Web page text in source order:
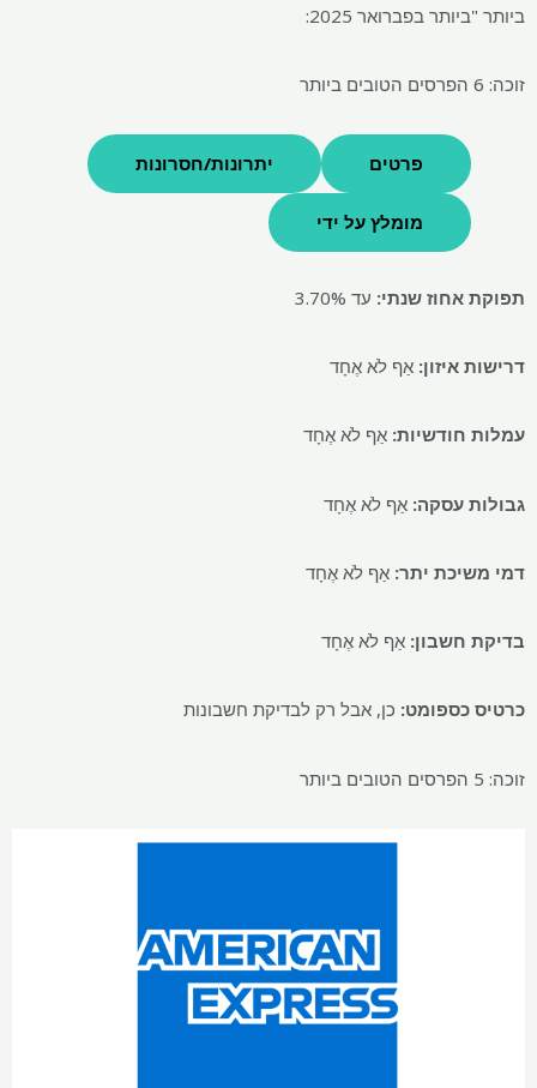
ביותר "ביותר בפברואר 2025:
זוכה: 6 הפרסים הטובים ביותר
פרטים יתרונות/חסרונות
מומלץ על ידי
תפוקת אחוז שנתי: עד 3.70%
דרישות איזון: אַף לֹא אֶחָד
עמלות חודשיות: אַף לֹא אֶחָד
גבולות עסקה: אַף לֹא אֶחָד
דמי משיכת יתר: אַף לֹא אֶחָד
בדיקת חשבון: אַף לֹא אֶחָד
כרטיס כספומט: כן, אבל רק לבדיקת חשבונות
זוכה: 5 הפרסים הטובים ביותר